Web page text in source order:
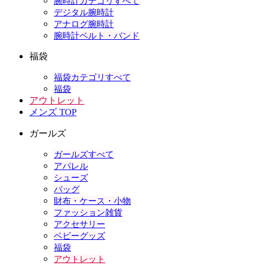
デジタル腕時計
アナログ腕時計
腕時計ベルト・バンド
福袋
福袋カテゴリすべて
福袋
アウトレット
メンズ TOP
ガールズ
ガールズすべて
アパレル
シューズ
バッグ
財布・ケース・小物
ファッション雑貨
アクセサリー
ベビーグッズ
福袋
アウトレット